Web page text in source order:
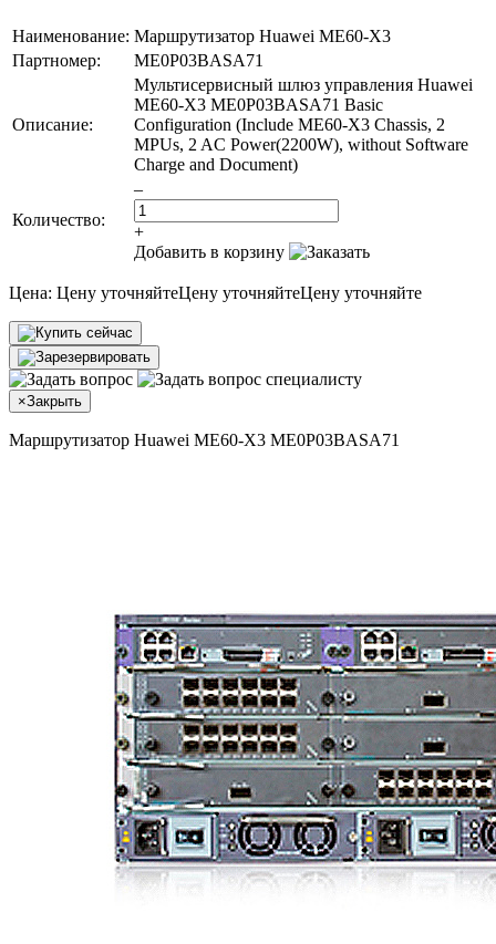
Наименование: Маршрутизатор Huawei ME60-X3
Партномер:
ME0P03BASA71
Описание:
Мультисервисный шлюз управления Huawei
ME60-X3 ME0P03BASA71 Basic
Configuration (Include ME60-X3 Chassis, 2
MPUs, 2 AC Power(2200W), without Software
Charge and Document)
Количество:
–
+
Добавить в корзину
Цена: Цену уточняйтеЦену уточняйтеЦену уточняйте
×Закрыть
Маршрутизатор Huawei ME60-X3 ME0P03BASA71